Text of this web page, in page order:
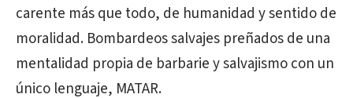
carente más que todo, de humanidad y sentido de
moralidad. Bombardeos salvajes preñados de una
mentalidad propia de barbarie y salvajismo con un
único lenguaje, MATAR.